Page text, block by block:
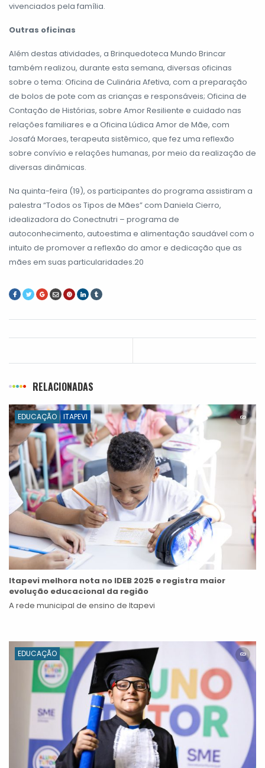
vivenciados pela família.
Outras oficinas
Além destas atividades, a Brinquedoteca Mundo Brincar
também realizou, durante esta semana, diversas oficinas
sobre o tema: Oficina de Culinária Afetiva, com a preparação
de bolos de pote com as crianças e responsáveis; Oficina de
Contação de Histórias, sobre Amor Resiliente e cuidado nas
relações familiares e a Oficina Lúdica Amor de Mãe, com
Josafá Moraes, terapeuta sistêmico, que fez uma reflexão
sobre convívio e relações humanas, por meio da realização de
diversas dinâmicas.
Na quinta-feira (19), os participantes do programa assistiram a
palestra “Todos os Tipos de Mães” com Daniela Cierro,
idealizadora do Conectnutri – programa de
autoconhecimento, autoestima e alimentação saudável com o
intuito de promover a reflexão do amor e dedicação que as
mães em suas particularidades.20
RELACIONADAS
EDUCAÇÃO ITAPEVI
Itapevi melhora nota no IDEB 2025 e registra maior
evolução educacional da região
A rede municipal de ensino de Itapevi
EDUCAÇÃO